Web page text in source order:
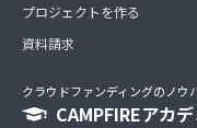
プロジェクトを作る
資料請求
クラウドファンディングのノウ
CAMPFIREアカ